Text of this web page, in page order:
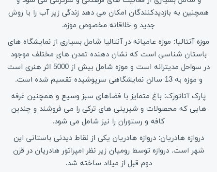
همچنین به بازدیدکنندگان امکان می دهد زندگی زیر آب را با روش
جدید و خلاقانه مخصوص موزه.
موزه آنتالیا: موزه عامیانه در آنتالیا شامل بسیاری از نمایشگاه های
باستان شناسی است که نشان دهنده تمدن های مختلف موجود
در سواحل مدیترانه است و موزه شامل بیش از 5000 اثر هنری است
و موزه به 13 سالن نمایشگاهی سرپوشیده تقسیم شده است.
پارک آتاتورک: باغ متمایز با فضاهای سبز وسیع و همچنین غرفه
هایی که محصولات و شیرینی های ترکی را می فروشند و چندین
کافه و رستوران را نیز شامل می شود.
دروازه هادریان: دروازه هادریان یکی از نقاط دیدنی باستانی این
شهر است. دروازه توسط رومیان زیر نظر امپراتور هادریان در قرن
دوم قبل از میلاد ساخته شد.